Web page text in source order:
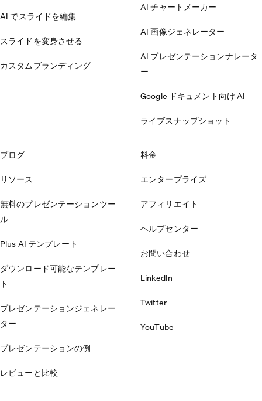
AI でスライドを編集
スライドを変身させる
カスタムブランディング
AI チャートメーカー
AI 画像ジェネレーター
AI プレゼンテーションナレータ
ー
Google ドキュメント向け AI
ライブスナップショット
ブログ
リソース
無料のプレゼンテーションツー
ル
Plus AI テンプレート
ダウンロード可能なテンプレー
ト
プレゼンテーションジェネレー
ター
プレゼンテーションの例
レビューと比較
料金
エンタープライズ
アフィリエイト
ヘルプセンター
お問い合わせ
LinkedIn
Twitter
YouTube